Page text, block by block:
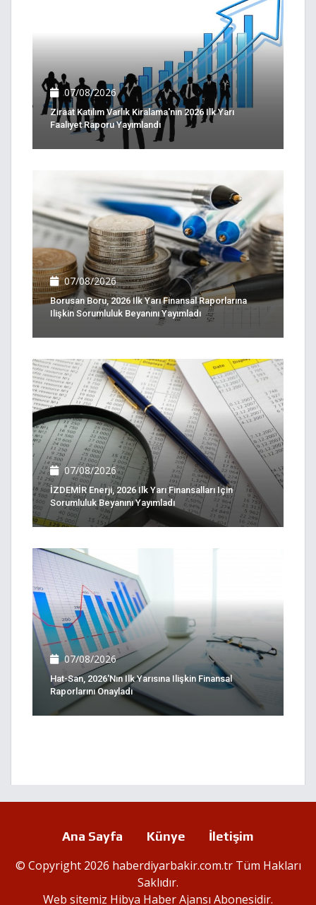
07/08/2026
Ziraat Katılım Varlık Kiralama'nın 2026 Ilk Yarı
Faaliyet Raporu Yayımlandı
07/08/2026
Borusan Boru, 2026 Ilk Yarı Finansal Raporlarına
Ilişkin Sorumluluk Beyanını Yayımladı
07/08/2026
İZDEMİR Enerji, 2026 Ilk Yarı Finansalları Için
Sorumluluk Beyanını Yayımladı
07/08/2026
Hat-San, 2026'nın Ilk Yarısına Ilişkin Finansal
Raporlarını Onayladı
Ana Sayfa Künye İletişim
© Copyright 2026 haberdiyarbakir.com.tr Tüm Hakları
Saklıdır.
Web sitemiz Hibya Haber Ajansı Abonesidir.